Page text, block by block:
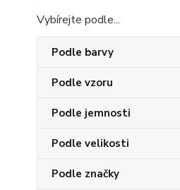
Vybírejte podle...
Podle barvy
Podle vzoru
Podle jemnosti
Podle velikosti
Podle značky